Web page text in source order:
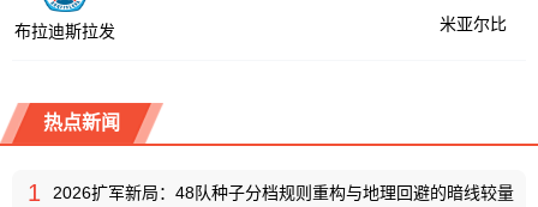
布拉迪斯拉发 米亚尔比
热点新闻
1 2026扩军新局：48队种子分档规则重构与地理回避的暗线较量